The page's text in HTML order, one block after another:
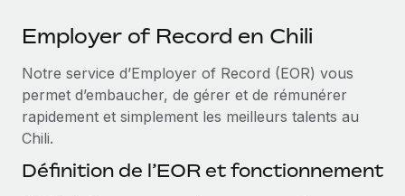
Rationalisez vos processus avec des outils essentiels
SERVICES
Demandez aux experts
Recevez des conseils d’experts sur les RH à
l’international et la conformité
Partenaires stratégiques de la tech
Devenir partenaire
Explorez avec nous vos opportunités de partenariat
Conseil en intégrations et automatisations assistées par
Événements
Salle de presse
Données sur les salaires et les talents
Centre de ressources
Employer of Record en Chili
Notre service d’Employer of Record (EOR) vous
permet d’embaucher, de gérer et de rémunérer
rapidement et simplement les meilleurs talents au
Chili.
Définition de l’EOR et fonctionnement